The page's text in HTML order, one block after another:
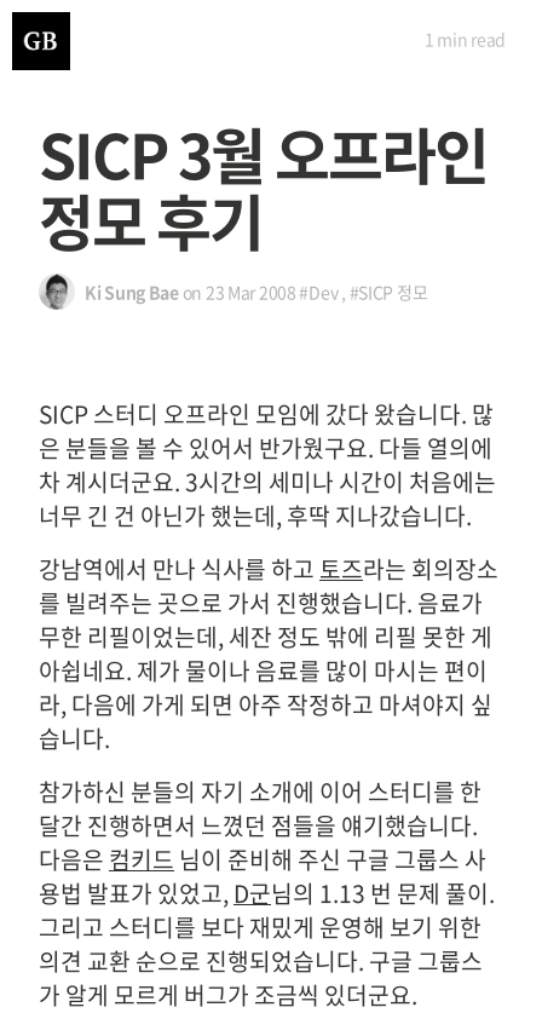
SICP 3월 오프라인
정모 후기
Ki Sung Baeon 23 Mar 2008#Dev, #SICP 정모
1 min read
SICP 스터디 오프라인 모임에 갔다 왔습니다. 많
은 분들을 볼 수 있어서 반가웠구요. 다들 열의에
차 계시더군요. 3시간의 세미나 시간이 처음에는
너무 긴 건 아닌가 했는데, 후딱 지나갔습니다.
강남역에서 만나 식사를 하고 토즈라는 회의장소
를 빌려주는 곳으로 가서 진행했습니다. 음료가
무한 리필이었는데, 세잔 정도 밖에 리필 못한 게
아쉽네요. 제가 물이나 음료를 많이 마시는 편이
라, 다음에 가게 되면 아주 작정하고 마셔야지 싶
습니다.
참가하신 분들의 자기 소개에 이어 스터디를 한
달간 진행하면서 느꼈던 점들을 얘기했습니다.
다음은 컴키드 님이 준비해 주신 구글 그룹스 사
용법 발표가 있었고, D군님의 1.13 번 문제 풀이.
그리고 스터디를 보다 재밌게 운영해 보기 위한
의견 교환 순으로 진행되었습니다. 구글 그룹스
가 알게 모르게 버그가 조금씩 있더군요.